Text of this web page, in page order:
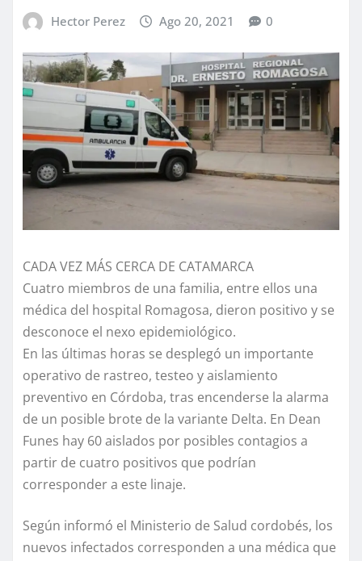
Hector Perez Ago 20, 2021 0
CADA VEZ MÁS CERCA DE CATAMARCA
Cuatro miembros de una familia, entre ellos una
médica del hospital Romagosa, dieron positivo y se
desconoce el nexo epidemiológico.
En las últimas horas se desplegó un importante
operativo de rastreo, testeo y aislamiento
preventivo en Córdoba, tras encenderse la alarma
de un posible brote de la variante Delta. En Dean
Funes hay 60 aislados por posibles contagios a
partir de cuatro positivos que podrían
corresponder a este linaje.
Según informó el Ministerio de Salud cordobés, los
nuevos infectados corresponden a una médica que